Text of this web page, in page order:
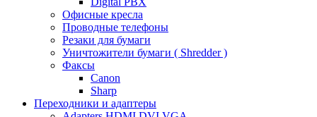
Офисные кресла
Проводные телефоны
Резаки для бумаги
Уничтожители бумаги ( Shredder )
Факсы
Canon
Sharp
Переходники и адаптеры